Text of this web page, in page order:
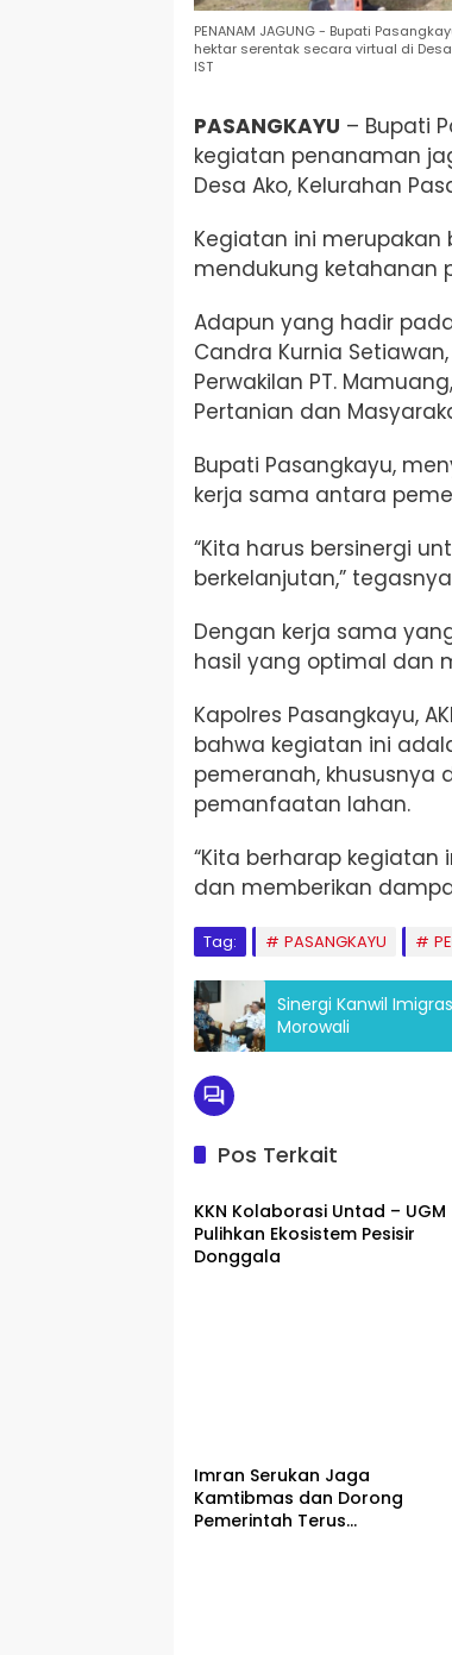
PENANAM JAGUNG - Bupati
hektar serentak secara virtual di Desa
IST
PASANGKAYU – Bupati
kegiatan penanaman
Desa Ako, Kelurahan
Kegiatan ini
mendukung ketahanan
Adapun yang hadir
Candra Kurnia Setiawan,
Perwakilan PT.
Pertanian dan
Bupati Pasangkayu,
kerja sama antara
“Kita harus bersinergi
berkelanjutan,”
Dengan kerja sama
hasil yang optimal dan
Kapolres Pasangkayu,
bahwa kegiatan ini
pemeranah,
pemanfaatan lahan.
“Kita berharap
dan memberikan
Tag: PASANGKAYU
Sinergi Kanwil
Morowali
Pos Terkait
Daerah
KKN Kolaborasi Untad – UGM
Pulihkan Ekosistem Pesisir
Donggala
Imran Serukan Jaga
Kamtibmas dan Dorong
Pemerintah Terus